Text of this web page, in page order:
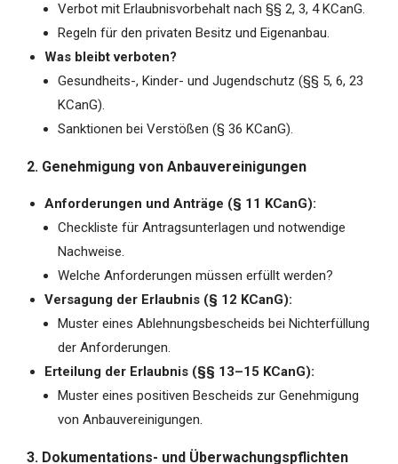
Verbot mit Erlaubnisvorbehalt nach §§ 2, 3, 4 KCanG.
Regeln für den privaten Besitz und Eigenanbau.
Was bleibt verboten?
Gesundheits-, Kinder- und Jugendschutz (§§ 5, 6, 23
KCanG).
Sanktionen bei Verstößen (§ 36 KCanG).
2. Genehmigung von Anbauvereinigungen
Anforderungen und Anträge (§ 11 KCanG):
Checkliste für Antragsunterlagen und notwendige
Nachweise.
Welche Anforderungen müssen erfüllt werden?
Versagung der Erlaubnis (§ 12 KCanG):
Muster eines Ablehnungsbescheids bei Nichterfüllung
der Anforderungen.
Erteilung der Erlaubnis (§§ 13–15 KCanG):
Muster eines positiven Bescheids zur Genehmigung
von Anbauvereinigungen.
3. Dokumentations- und Überwachungspflichten